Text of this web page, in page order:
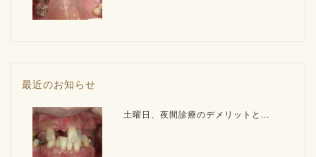
最近のお知らせ
土曜日、夜間診療のデメリットと...